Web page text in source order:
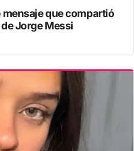
mensaje que compartió
Jorge Messi